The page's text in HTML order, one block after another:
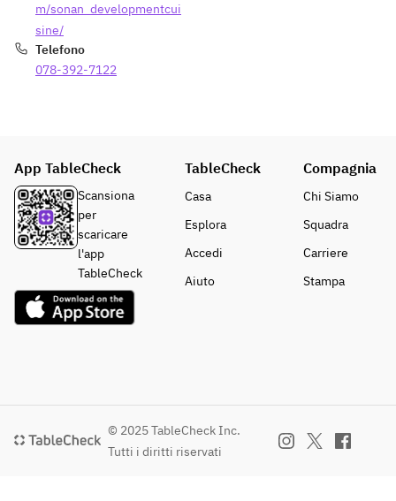
m/sonan_developmentcui
sine/
Telefono
078-392-7122
App TableCheck
Scansiona
per
scaricare
l'app
TableCheck
TableCheck
Casa
Esplora
Accedi
Aiuto
Compagnia
Chi Siamo
Squadra
Carriere
Stampa
© 2025 TableCheck Inc.
Tutti i diritti riservati